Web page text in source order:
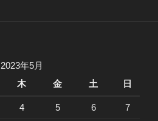
2023年5月
木 金 土 日
4 5 6 7